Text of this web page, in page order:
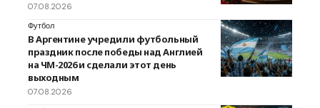
07.08.2026
Футбол
В Аргентине учредили футбольный
праздник после победы над Англией
на ЧМ-2026 и сделали этот день
выходным
07.08.2026